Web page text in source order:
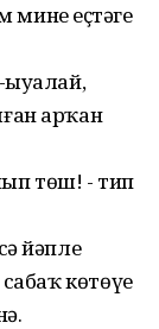
еҫтәге
ыуалай,
арҡан
төш! - тип
йәпле
көтөүе